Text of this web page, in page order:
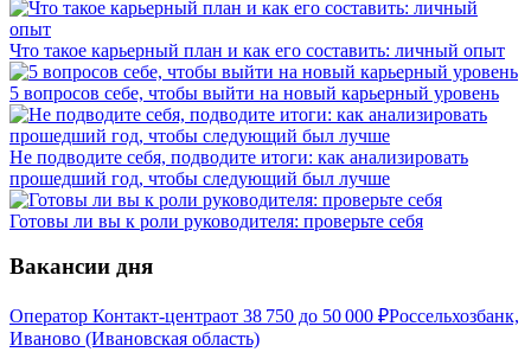
Что такое карьерный план и как его составить: личный опыт
5 вопросов себе, чтобы выйти на новый карьерный уровень
Не подводите себя, подводите итоги: как анализировать
прошедший год, чтобы следующий был лучше
Готовы ли вы к роли руководителя: проверьте себя
Вакансии дня
Оператор Контакт-центраот 38 750 до 50 000 ₽Россельхозбанк,
Иваново (Ивановская область)